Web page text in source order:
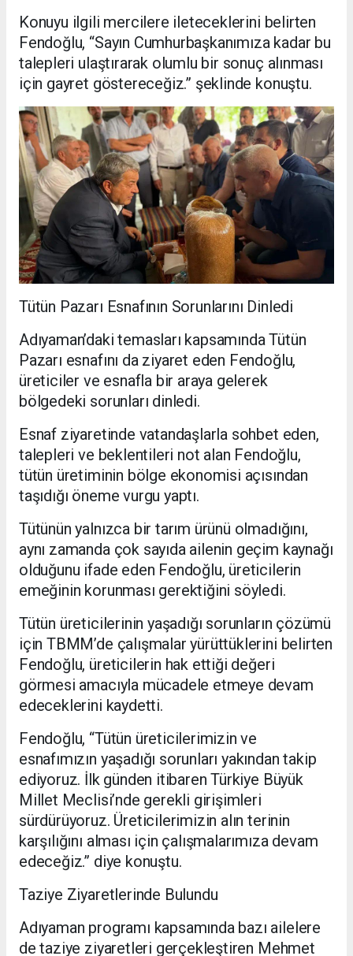
Konuyu ilgili mercilere ileteceklerini belirten
Fendoğlu, “Sayın Cumhurbaşkanımıza kadar bu
talepleri ulaştırarak olumlu bir sonuç alınması
için gayret göstereceğiz.” şeklinde konuştu.
Tütün Pazarı Esnafının Sorunlarını Dinledi
Adıyaman’daki temasları kapsamında Tütün
Pazarı esnafını da ziyaret eden Fendoğlu,
üreticiler ve esnafla bir araya gelerek
bölgedeki sorunları dinledi.
Esnaf ziyaretinde vatandaşlarla sohbet eden,
talepleri ve beklentileri not alan Fendoğlu,
tütün üretiminin bölge ekonomisi açısından
taşıdığı öneme vurgu yaptı.
Tütünün yalnızca bir tarım ürünü olmadığını,
aynı zamanda çok sayıda ailenin geçim kaynağı
olduğunu ifade eden Fendoğlu, üreticilerin
emeğinin korunması gerektiğini söyledi.
Tütün üreticilerinin yaşadığı sorunların çözümü
için TBMM’de çalışmalar yürüttüklerini belirten
Fendoğlu, üreticilerin hak ettiği değeri
görmesi amacıyla mücadele etmeye devam
edeceklerini kaydetti.
Fendoğlu, “Tütün üreticilerimizin ve
esnafımızın yaşadığı sorunları yakından takip
ediyoruz. İlk günden itibaren Türkiye Büyük
Millet Meclisi’nde gerekli girişimleri
sürdürüyoruz. Üreticilerimizin alın terinin
karşılığını alması için çalışmalarımıza devam
edeceğiz.” diye konuştu.
Taziye Ziyaretlerinde Bulundu
Adıyaman programı kapsamında bazı ailelere
de taziye ziyaretleri gerçekleştiren Mehmet